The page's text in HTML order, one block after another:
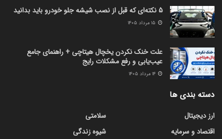
5 نکته‌ای که قبل از نصب شیشه جلو خودرو باید بدانید
علت خنک نکردن یخچال هیتاچی + راهنمای جامع
عیب‌یابی و رفع مشکلات رایج
دسته بندی ها
ارز دیجیتال
اقتصاد و سرمایه
سلامتی
شیوه زندگی